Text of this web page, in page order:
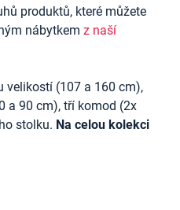
produktů, které můžete
nábytkem z naší
velikostí (107 a 160 cm),
a 90 cm), tří komod (2x
stolku. Na celou kolekci